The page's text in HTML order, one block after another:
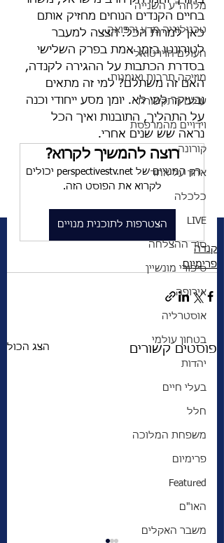
מלחה"ע השנייה
טכנולוגיה מדע ורפואה
העולם הוירטואלי
מוזיקה תרבות ואומנות
עולם התקשורת
וידויים מהמרפסת
קורונה
אחד על אחד
כלכלה
LIVE
סוד ההצלחה
סיפורי מונשיין
אירופה
אוסטרליה
בטחון עולמי
יהדות
בעלי חיים
חלל
משפחת המלוכה
פרימיום
Featured
האו"ם
משבר האקלים
בחיים הקנדים הנוחים מחזיק אותם
כאן למרות הכל. הצצה למעבר
לטורונטו בזמן אמת בפרק השלישי
בסדרת הכתבות על ההגירה לקנדה,
האם זה משתלם? למי זה מתאים
ובעיקר למי לא. יומן מסע ייחודי וכנה
על התהליך, התובנות ואיך הכל
נראה שש שנים אחרי.
רוצה להמשיך לקרוא?
רק המנויים של perspectivestv.net יכולים
לקרוא את הפוסט הזה.
הצטרפות לתוכנית מנויים
קנדה
פרימיום
פוסטים קשורים הצג הכול